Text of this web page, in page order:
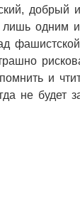
добрый
одним
и
не будет